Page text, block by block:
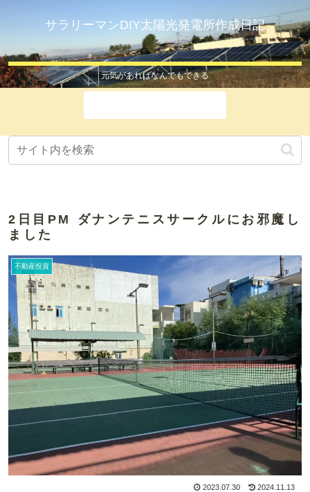
サラリーマンDIY太陽光発電所作成日記
元気があればなんでもできる
2日目PM ダナンテニスサークルにお邪魔し
ました
不動産投資
2023.07.30 2024.11.13